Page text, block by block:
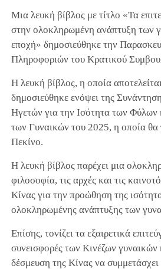
Μια λευκή βίβλος με τίτλο «Τα
στην ολοκληρωμένη ανάπτυξη των
εποχή» δημοσιεύθηκε την
Πληροφοριών του Κρατικού
Η λευκή βίβλος, η οποία
δημοσιεύθηκε ενόψει της
Ηγετών για την Ισότητα των
των Γυναικών του 2025, η οποία θα
Πεκίνο.
Η λευκή βίβλος παρέχει μια
φιλοσοφία, τις αρχές και τις
Κίνας για την προώθηση της
ολοκληρωμένης ανάπτυξης των
Επίσης, τονίζει τα εξαιρετικά
συνεισφορές των Κινέζων γυναικών
δέσμευση της Κίνας να συμμετάσχει